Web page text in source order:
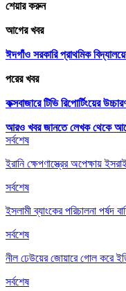
শেয়ার করুন
আগের খবর
ঈদগাঁও সরকারি প্রাথমিক
পরের খবর
কক্সবাজারে টিভি রিপোর্টিংয়ের
আরও খবর জানতে লেখক থেকে
সর্বশেষ
ইরানি ক্ষেপণাস্ত্রের অপেক্ষায়
সর্বশেষ
ইসলামী ব্যাংকের পরিচালনা পর্ষদ
সর্বশেষ
নীল ঢেউয়ের জোয়ারে গোল করে
সর্বশেষ